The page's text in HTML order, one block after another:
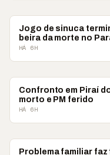
POLICIAL
Jogo de sinuca
beira da morte no
HÁ 6H
POLICIAL
Confronto em Piraí
morto e PM ferido
HÁ 6H
POLICIAL
Problema familiar